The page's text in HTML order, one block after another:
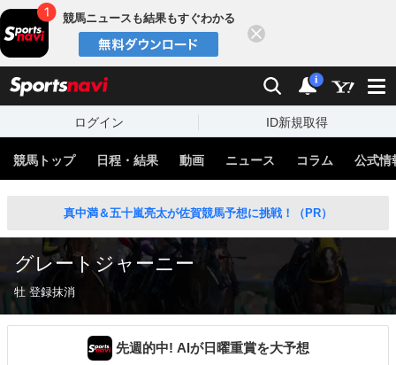
競馬ニュースも結果もすぐわかる
検索 通知
i
ログイン ID新規取得
競馬トップ 日程・結果 動画 ニュース コラム 公式情
真中満＆五十嵐亮太が佐賀競馬予想に挑戦！（PR）
グレートジャーニー
牡 登録抹消
先週的中! AIが日曜重賞を大予想